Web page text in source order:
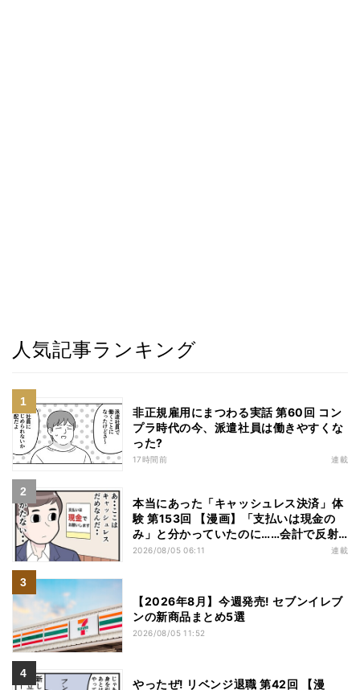
人気記事ランキング
非正規雇用にまつわる実話 第60回 コン
プラ時代の今、派遣社員は働きやすくな
った?
17時間前 連載
本当にあった「キャッシュレス決済」体
験 第153回 【漫画】「支払いは現金の
み」と分かっていたのに……会計で反射
的に出してしまったものは
2026/08/05 06:11 連載
【2026年8月】今週発売! セブンイレブ
ンの新商品まとめ5選
2026/08/05 11:52
やったぜ! リベンジ退職 第42回 【漫